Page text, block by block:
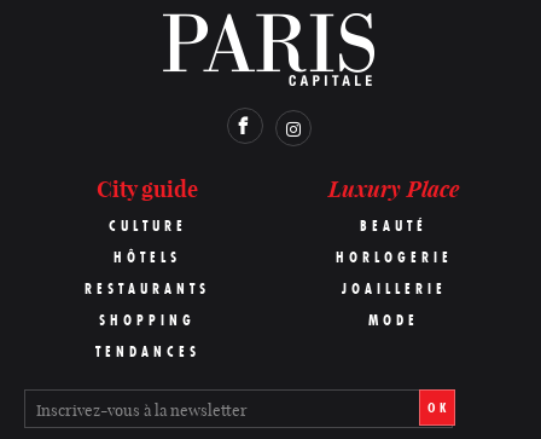
City guide
CULTURE
HÔTELS
RESTAURANTS
SHOPPING
TENDANCES
Luxury Place
BEAUTÉ
HORLOGERIE
JOAILLERIE
MODE
OK